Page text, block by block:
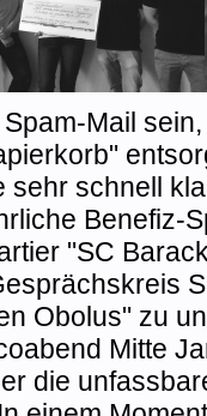
Mail
sehr schnell
Benefiz-
"SC
Obolus" zu
Mitte
die